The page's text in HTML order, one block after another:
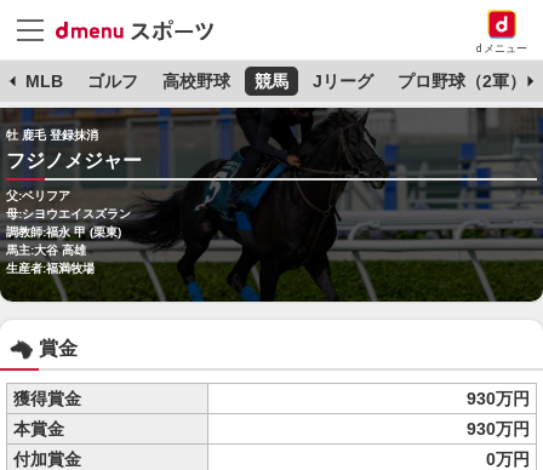
dメニュー
MLB ゴルフ 高校野球 競馬 Jリーグ プロ野球（2軍）
牡 鹿毛 登録抹消
フジノメジャー
父:ベリフア
母:シヨウエイスズラン
調教師:福永 甲 (栗東)
馬主:大谷 高雄
生産者:福満牧場
賞金
獲得賞金
930万円
本賞金
930万円
付加賞金
0万円